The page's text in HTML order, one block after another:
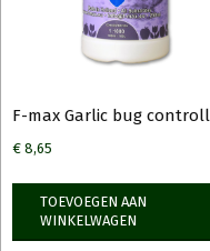
F-max Garlic bug controll
€ 8,65
TOEVOEGEN AAN
WINKELWAGEN